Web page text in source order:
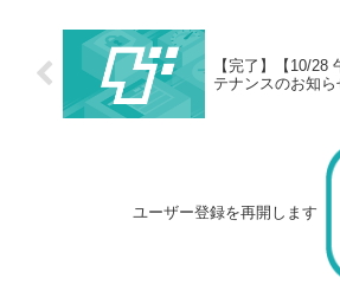
【完了】【10/28
テナンスのお知ら
ユーザー登録を再開します